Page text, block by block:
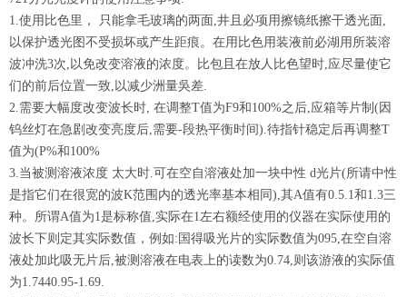
1.使用比色里， 只能拿毛玻璃的两面,井且必项用擦镜纸擦干透光面,
以保护透光图不受损坏或产生距痕。在用比色用装液前必湖用所装溶
波冲洗3次,以免改变溶液的浓度。比包且在放人比色望时,应尽量使它
们的前后位置一致,以减少洲量吳差.
2.需要大幅度改变波长时, 在调整T值为F9和100%之后,应箱等片制(因
钨丝灯在急剧改变亮度后,需要-段热平衡时间).待指针稳定后再调整T
值为(P%和100%
3.当被测溶液浓度 太大时.可在空自溶液处加一块中性 d光片(所请中性
是指它们在很宽的波K范围内的透光率基本相同),其A值有0.5.1和1.3三
种。所谓A值为1是标称值,实际在1左右额经使用的仪器在实际使用的
波长下则定其实际数值，例如:国得吸光片的实际数值为095,在空自溶
液处加此吸无片后,被测溶液在电表上的读数为0.74,则该游液的实际值
为1.7440.95-1.69.